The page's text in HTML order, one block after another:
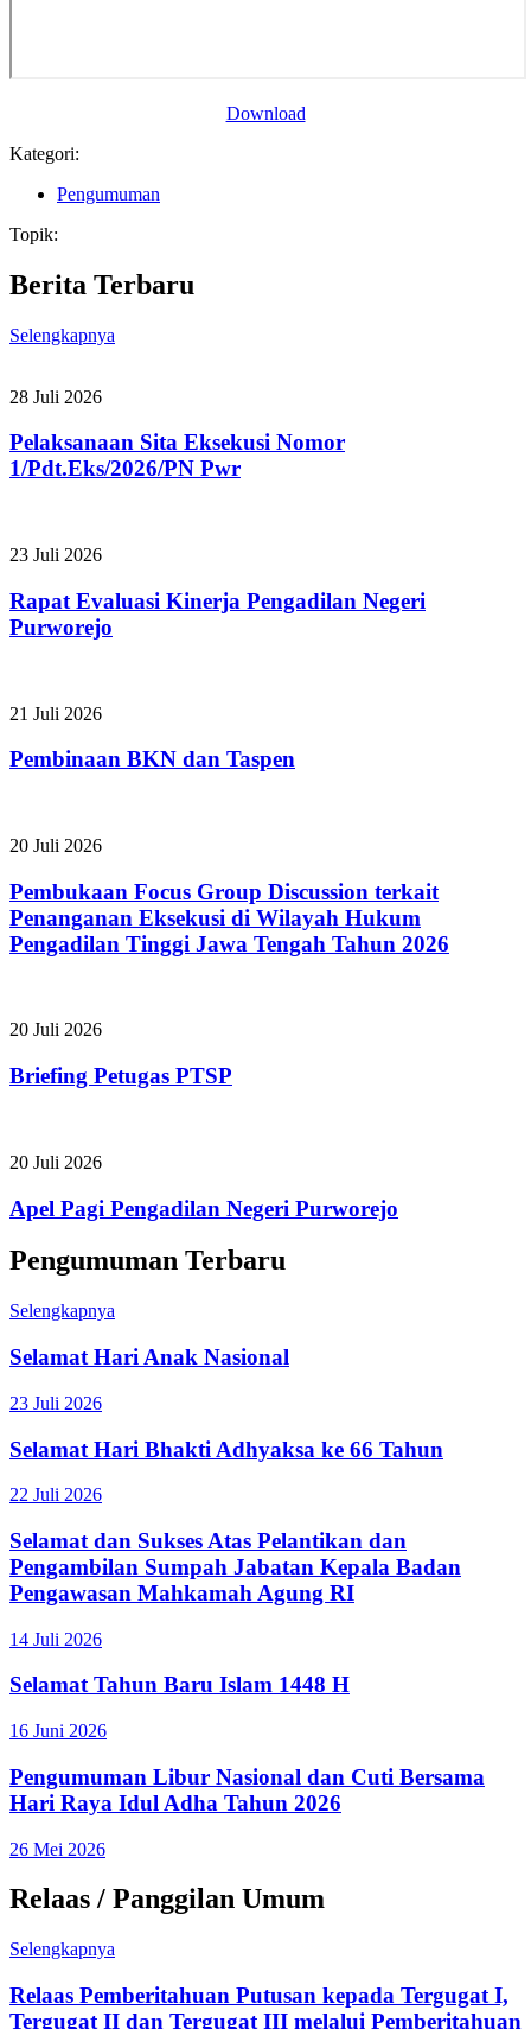
Download
Kategori:
Pengumuman
Topik:
Berita Terbaru
Selengkapnya
28 Juli 2026
Pelaksanaan Sita Eksekusi Nomor
1/Pdt.Eks/2026/PN Pwr
23 Juli 2026
Rapat Evaluasi Kinerja Pengadilan Negeri
Purworejo
21 Juli 2026
Pembinaan BKN dan Taspen
20 Juli 2026
Pembukaan Focus Group Discussion terkait
Penanganan Eksekusi di Wilayah Hukum
Pengadilan Tinggi Jawa Tengah Tahun 2026
20 Juli 2026
Briefing Petugas PTSP
20 Juli 2026
Apel Pagi Pengadilan Negeri Purworejo
Pengumuman Terbaru
Selengkapnya
Selamat Hari Anak Nasional
23 Juli 2026
Selamat Hari Bhakti Adhyaksa ke 66 Tahun
22 Juli 2026
Selamat dan Sukses Atas Pelantikan dan
Pengambilan Sumpah Jabatan Kepala Badan
Pengawasan Mahkamah Agung RI
14 Juli 2026
Selamat Tahun Baru Islam 1448 H
16 Juni 2026
Pengumuman Libur Nasional dan Cuti Bersama
Hari Raya Idul Adha Tahun 2026
26 Mei 2026
Relaas / Panggilan Umum
Selengkapnya
Relaas Pemberitahuan Putusan kepada Tergugat I,
Tergugat II dan Tergugat III melalui Pemberitahuan